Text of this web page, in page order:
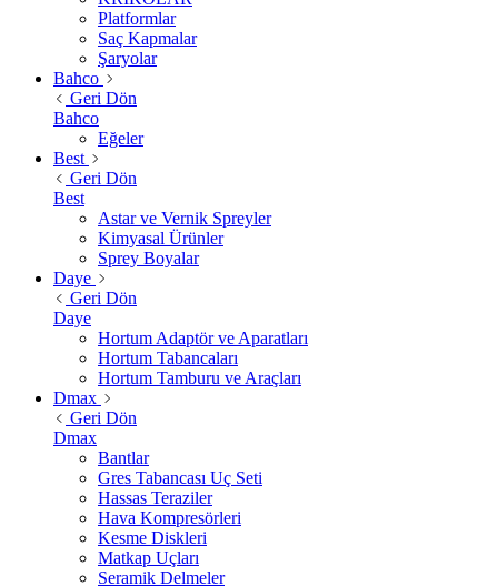
Platformlar
Saç Kapmalar
Şaryolar
Bahco
Geri Dön
Bahco
Eğeler
Best
Geri Dön
Best
Astar ve Vernik Spreyler
Kimyasal Ürünler
Sprey Boyalar
Daye
Geri Dön
Daye
Hortum Adaptör ve Aparatları
Hortum Tabancaları
Hortum Tamburu ve Araçları
Dmax
Geri Dön
Dmax
Bantlar
Gres Tabancası Uç Seti
Hassas Teraziler
Hava Kompresörleri
Kesme Diskleri
Matkap Uçları
Seramik Delmeler